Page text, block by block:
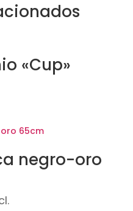
€
€
«Cup»
negro-oro